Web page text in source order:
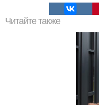
Читайте также